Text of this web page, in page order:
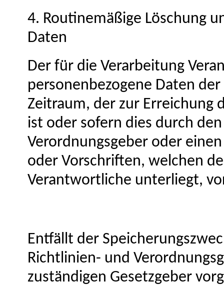
4. Routinemäßige Löschung
Daten
Der für die Verarbeitung
personenbezogene Daten
Zeitraum, der zur Erreichung
ist oder sofern dies durch
Verordnungsgeber oder
oder Vorschriften, welchen
Verantwortliche unterliegt,
Entfällt der
Richtlinien- und
zuständigen Gesetzgeber